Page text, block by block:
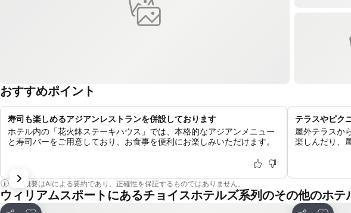
おすすめポイント
寿司も楽しめるアジアンレストランを併設しております
ホテル内の「花火鉢ステーキハウス」では、本格的なアジアンメニュー
と寿司バーをご用意しており、お食事を便利にお楽しみいただけます。
テラスやピク
屋外テラスか
楽しんだり、
この概要はAIによる要約であり、正確性を保証するものではありません。
ウィリアムスポートにあるチョイスホテルズ系列のその他のホテ